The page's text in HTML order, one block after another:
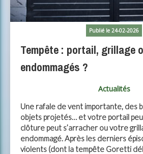
Publié le 24-02-2026
Tempête : portail, grillage
endommagés ?
Actualités
Une rafale de vent importante, des
objets projetés… et votre portail
clôture peut s’arracher ou votre
endommagé. Après les derniers
violents (dont la tempête Goretti